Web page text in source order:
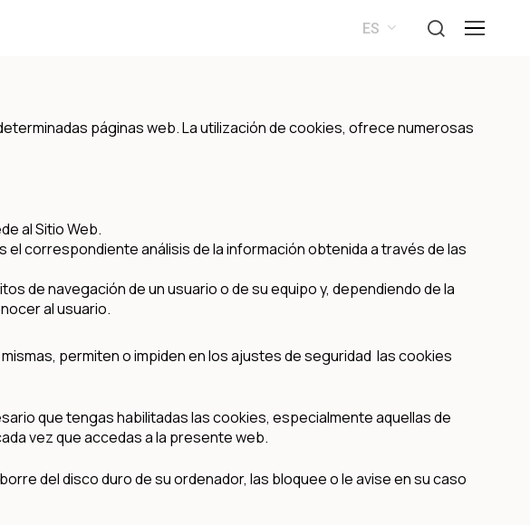
ES buscar
Menú
páginas web. La utilización de cookies, ofrece numerosas
al Sitio Web.
correspondiente análisis de la información obtenida a través de las
de navegación de un usuario o de su equipo y, dependiendo de la
al usuario.
permiten o impiden en los ajustes de seguridad las cookies
que tengas habilitadas las cookies, especialmente aquellas de
vez que accedas a la presente web.
del disco duro de su ordenador, las bloquee o le avise en su caso